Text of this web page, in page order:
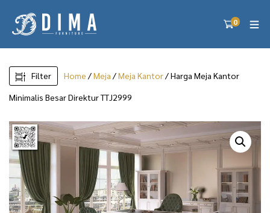
0
Filter Home /Meja /Meja Kantor/ Harga Meja Kantor
Minimalis Besar Direktur TTJ2999